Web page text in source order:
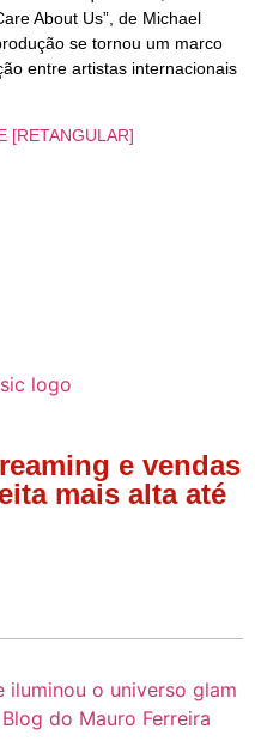
About Us”, de Michael
se tornou um marco
entre artistas internacionais
e vendas
mais alta até